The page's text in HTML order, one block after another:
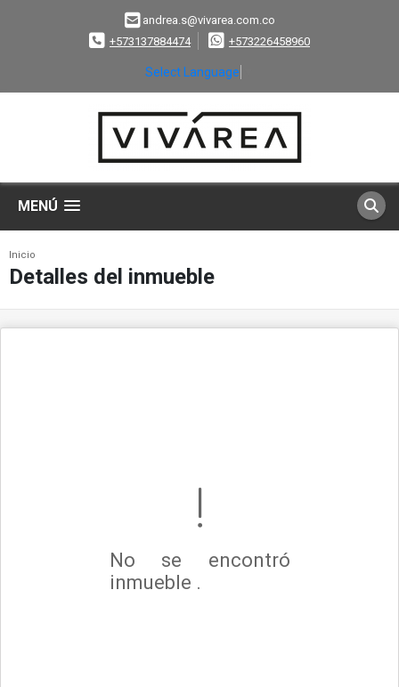
andrea.s@vivarea.com.co
+573137884474
+573226458960
Select Language
MENÚ
Inicio
Detalles del inmueble
No se encontró
inmueble .